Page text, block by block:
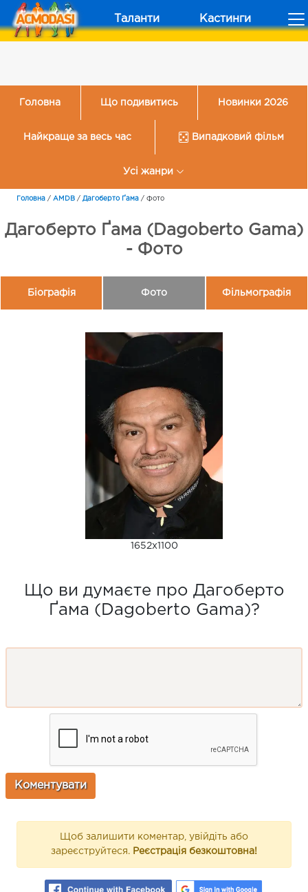
Таланти Кастинги
Головна Що подивитись Новинки 2026
Найкраще за весь час Випадковий фільм
Усі жанри
Головна / AMDB / Дагоберто Ґама / Фото
Дагоберто Ґама (Dagoberto Gama)
- Фото
Біографія Фото Фільмографія
1652x1100
Що ви думаєте про Дагоберто
Ґама (Dagoberto Gama)?
Щоб залишити коментар, увійдіть або
зареєструйтеся. Реєстрація безкоштовна!